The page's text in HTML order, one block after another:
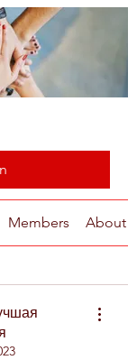
Members About